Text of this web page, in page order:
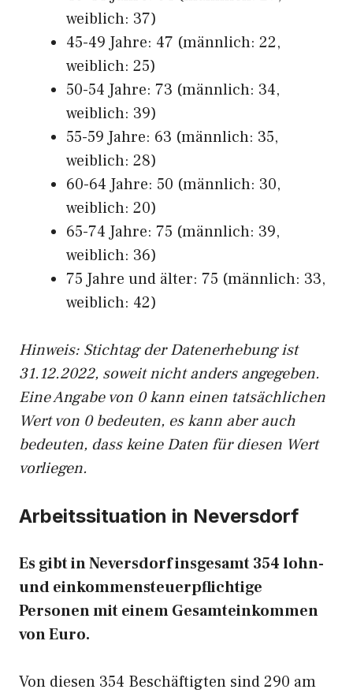
weiblich: 37)
45-49 Jahre: 47 (männlich: 22,
weiblich: 25)
50-54 Jahre: 73 (männlich: 34,
weiblich: 39)
55-59 Jahre: 63 (männlich: 35,
weiblich: 28)
60-64 Jahre: 50 (männlich: 30,
weiblich: 20)
65-74 Jahre: 75 (männlich: 39,
weiblich: 36)
75 Jahre und älter: 75 (männlich: 33,
weiblich: 42)
Hinweis: Stichtag der Datenerhebung ist
31.12.2022, soweit nicht anders angegeben.
Eine Angabe von 0 kann einen tatsächlichen
Wert von 0 bedeuten, es kann aber auch
bedeuten, dass keine Daten für diesen Wert
vorliegen.
Arbeitssituation in Neversdorf
Es gibt in Neversdorf insgesamt 354 lohn-
und einkommensteuerpflichtige
Personen mit einem Gesamteinkommen
von Euro.
Von diesen 354 Beschäftigten sind 290 am